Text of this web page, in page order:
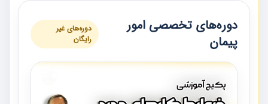
دوره‌های تخصصی امور
پیمان
دوره‌های غیر
رایگان